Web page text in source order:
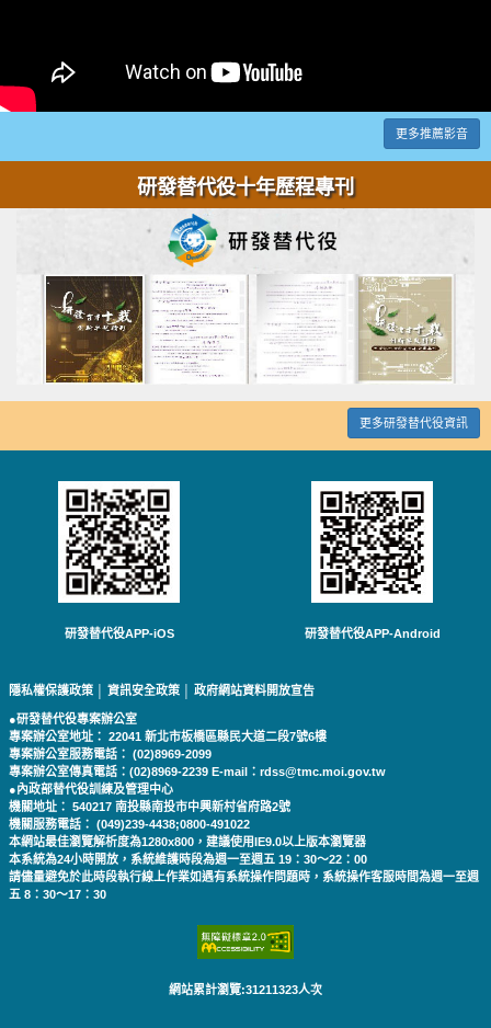
更多推薦影音
研發替代役十年歷程專刊
更多研發替代役資訊
研發替代役APP-iOS 研發替代役APP-Android
隱私權保護政策 資訊安全政策 政府網站資料開放宣告
●研發替代役專案辦公室
專案辦公室地址： 22041 新北市板橋區縣民大道二段7號6樓
專案辦公室服務電話： (02)8969-2099
專案辦公室傳真電話：(02)8969-2239 E-mail：rdss@tmc.moi.gov.tw
●內政部替代役訓練及管理中心
機關地址： 540217 南投縣南投市中興新村省府路2號
機關服務電話： (049)239-4438;0800-491022
本網站最佳瀏覽解析度為1280x800，建議使用IE9.0以上版本瀏覽器
本系統為24小時開放，系統維護時段為週一至週五 19：30～22：00
請儘量避免於此時段執行線上作業如遇有系統操作問題時，系統操作客服時間為週一至週
五 8：30～17：30
網站累計瀏覽:31211323人次